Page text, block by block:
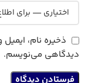
ذخیره نام،
دیدگاهی می‌نویسم.